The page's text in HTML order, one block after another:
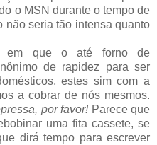
o MSN durante o tempo de
não seria tão intensa quanto
em que o até forno de
de rapidez para ser
estes sim com a
a cobrar de nós mesmos.
por favor!Parece que
uma fita cassete, se
dirá tempo para escrever